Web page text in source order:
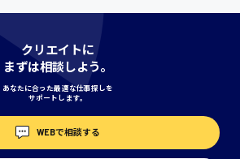
クリエイトに
まずは相談しよう。
あなたに合った最適な仕事探しを
サポートします。
WEBで相談する